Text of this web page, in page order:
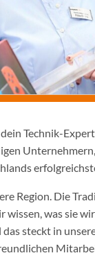
Technik-
Region. Die
was sie
steckt in